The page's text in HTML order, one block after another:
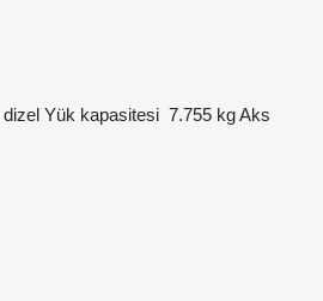
dizel Yük kapasitesi 7.755 kgAks